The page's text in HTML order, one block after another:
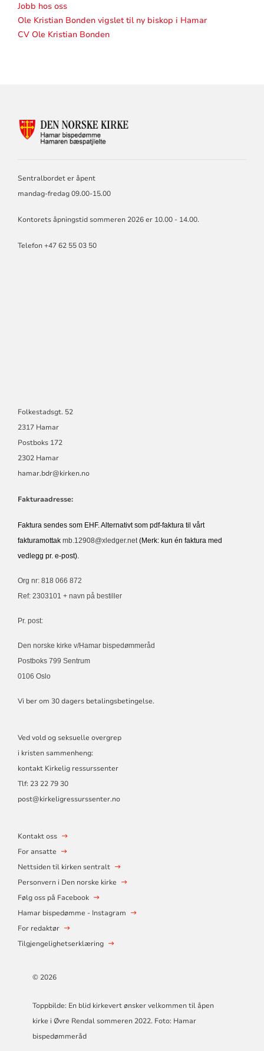
Jobb hos oss
Ole Kristian Bonden vigslet til ny biskop i Hamar
CV Ole Kristian Bonden
Sentralbordet er åpent
mandag-fredag 09.00-15.00
Kontorets åpningstid sommeren 2026 er 10.00 - 14.00.
Telefon +47 62 55 03 50
Folkestadsgt. 52
2317 Hamar
Postboks 172
2302 Hamar
hamar.bdr@kirken.no
Fakturaadresse:
Faktura sendes som EHF. Alternativt som pdf-faktura til vårt
fakturamottak mb.12908@xledger.net(Merk: kun én faktura med
vedlegg pr. e-post).
Org nr: 818 066 872
Ref: 2303101 + navn på bestiller
Pr. post:
Den norske kirke v/Hamar bispedømmeråd
Postboks 799 Sentrum
0106 Oslo
Vi ber om 30 dagers betalingsbetingelse.
Ved vold og seksuelle overgrep
i kristen sammenheng:
kontakt Kirkelig ressurssenter
Tlf: 23 22 79 30
post@kirkeligressurssenter.no
Kontakt oss
For ansatte
Nettsiden til kirken sentralt
Personvern i Den norske kirke
Følg oss på Facebook
Hamar bispedømme - Instagram
For redaktør
Tilgjengelighetserklæring
© 2026
Toppbilde: En blid kirkevert ønsker velkommen til åpen
kirke i Øvre Rendal sommeren 2022. Foto: Hamar
bispedømmeråd